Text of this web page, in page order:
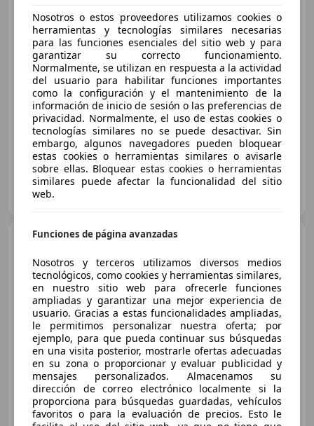
€ 20.436 1
Sin comparación
05/2022 70.857 km Gasolina
90 kW (122 CV)
Asientos calef.
OCASIONPLUS UTRERA
ES-41710 UTRERA
Mazda 3
€ 3.000
Sincomparación
07/2010 300.000 km Gasolina 77 kW (105 CV)
MULTI MARCA EL VALLE
Nosotros o estos proveedores utilizamos cookies o
herramientas y tecnologías similares necesarias
para las funciones esenciales del sitio web y para
garantizar su correcto funcionamiento.
Normalmente, se utilizan en respuesta a la actividad
del usuario para habilitar funciones importantes
como la configuración y el mantenimiento de la
información de inicio de sesión o las preferencias de
privacidad. Normalmente, el uso de estas cookies o
tecnologías similares no se puede desactivar. Sin
embargo, algunos navegadores pueden bloquear
estas cookies o herramientas similares o avisarle
sobre ellas. Bloquear estas cookies o herramientas
similares puede afectar la funcionalidad del sitio
web.
Funciones de página avanzadas
Nosotros y terceros utilizamos diversos medios
tecnológicos, como cookies y herramientas similares,
en nuestro sitio web para ofrecerle funciones
ampliadas y garantizar una mejor experiencia de
usuario. Gracias a estas funcionalidades ampliadas,
le permitimos personalizar nuestra oferta; por
ejemplo, para que pueda continuar sus búsquedas
en una visita posterior, mostrarle ofertas adecuadas
en su zona o proporcionar y evaluar publicidad y
mensajes personalizados. Almacenamos su
dirección de correo electrónico localmente si la
proporciona para búsquedas guardadas, vehículos
favoritos o para la evaluación de precios. Esto le